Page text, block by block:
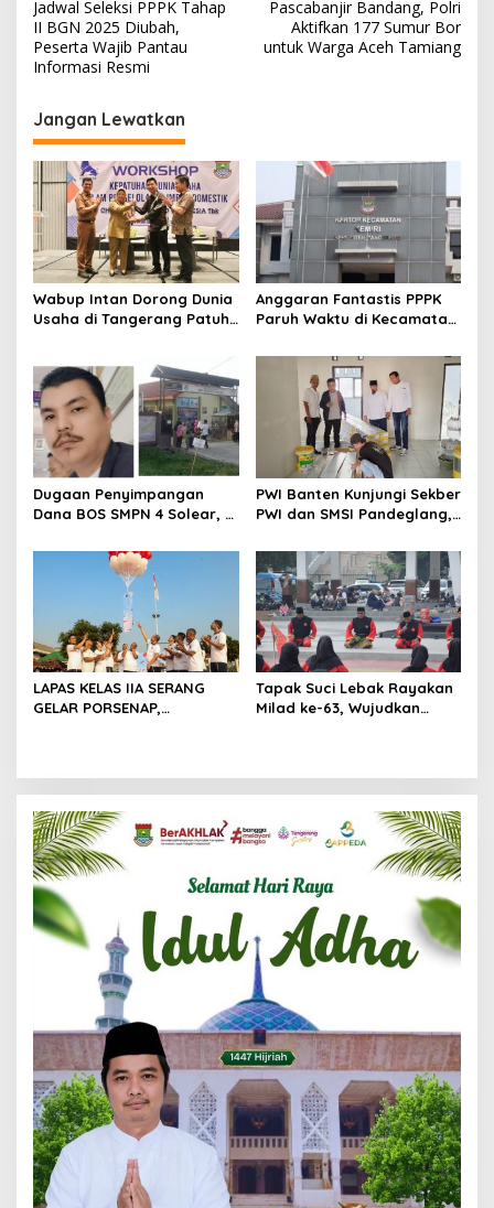
a
v
g
a
s
i
p
o
s
Jadwal Seleksi PPPK Tahap
II BGN 2025 Diubah,
Peserta Wajib Pantau
Informasi Resmi
Pascabanjir Bandang, Polri
Aktifkan 177 Sumur Bor
untuk Warga Aceh Tamiang
Jangan Lewatkan
Wabup Intan Dorong Dunia
Usaha di Tangerang Patuh
Anggaran Fantastis PPPK
Paruh Waktu di Kecamatan
Kaperwil Banten Soroti
Minim Transparansi
Dugaan Penyimpangan
Dana BOS SMPN 4 Solear, L
Janggal Hingga Ratusan
PWI Banten Kunjungi Sekber
PWI dan SMSI Pandeglang,
Konferensi Organisasi
LAPAS KELAS IIA SERANG
GELAR PORSENAP,
Tapak Suci Lebak Rayakan
Milad ke-63, Wujudkan